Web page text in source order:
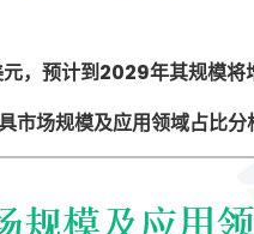
，预计到2029年其规模将
市场规模及应用领域占比分